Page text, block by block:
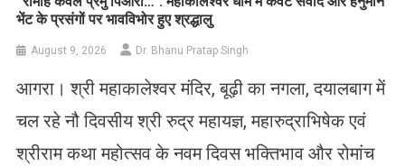
भेंट के प्रसंगों पर भावविभोर हुए श्रद्धालु
August 9, 2026 Dr. Bhanu Pratap Singh
आगरा। श्री महाकालेश्वर मंदिर, बूढ़ी का नगला, दयालबाग में
चल रहे नौ दिवसीय श्री रुद्र महायज्ञ, महारुद्राभिषेक एवं
श्रीराम कथा महोत्सव के नवम दिवस भक्तिभाव और रोमांच